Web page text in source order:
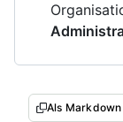
Als